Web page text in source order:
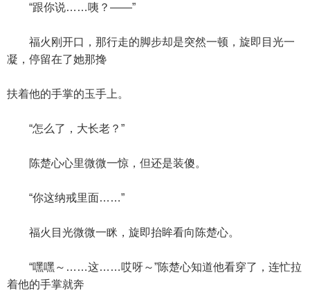
“跟你说……咦？——”
福火刚开口，那行走的脚步却是突然一顿，旋即目光一
凝，停留在了她那搀
扶着他的手掌的玉手上。
“怎么了，大长老？”
陈楚心心里微微一惊，但还是装傻。
“你这纳戒里面……”
福火目光微微一眯，旋即抬眸看向陈楚心。
“嘿嘿～……这……哎呀～”陈楚心知道他看穿了，连忙拉
着他的手掌就奔